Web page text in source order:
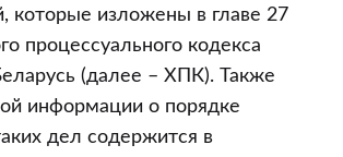
которые изложены в главе 27
процессуального кодекса
(далее – ХПК). Также
информации о порядке
дел содержится в